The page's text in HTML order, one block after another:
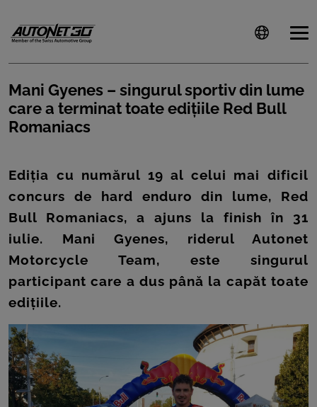
ȘTIRI
CARIERE
DOCUMENTE
UTILE
CSR
PRESS
ROOM
CONTACT
Mani Gyenes – singurul sportiv din lume
care a terminat toate edițiile Red Bull
Romaniacs
Ediția cu numărul 19 al celui mai dificil
concurs de hard enduro din lume, Red
Bull Romaniacs, a ajuns la finish în 31
iulie. Mani Gyenes, riderul Autonet
Motorcycle Team, este singurul
participant care a dus până la capăt toate
edițiile.